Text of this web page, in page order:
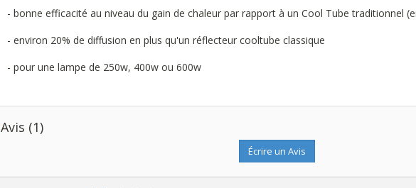
- bonne efficacité au niveau du gain de chaleur par rapport à un Cool Tube traditionnel
- environ 20% de diffusion en plus qu'un réflecteur cooltube classique
- pour une lampe de 250w, 400w ou 600w
Avis (1)
Écrire un Avis